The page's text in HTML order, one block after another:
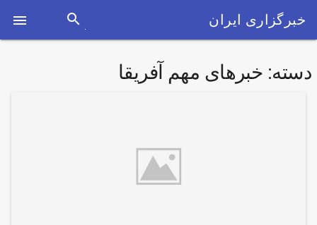
 خبرگزاری ایران search
دسته: خبرهای مهم آفریقا